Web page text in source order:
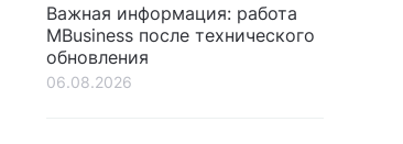
Важная информация: работа
MBusiness после технического
обновления
06.08.2026